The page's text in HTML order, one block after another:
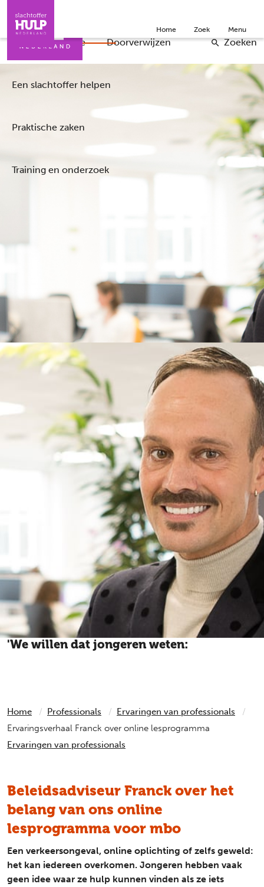
Iemand helpen Doneer English
Wat is de situatie Doorverwijzen
Een slachtoffer helpen
Praktische zaken
Training en onderzoek
Zoeken
Home Zoek Menu
'We willen dat jongeren weten:
Home Professionals
Ervaringen van professionals
Ervaringsverhaal Franck over online lesprogramma
Ervaringen van professionals
Beleidsadviseur Franck over het
belang van ons online
lesprogramma voor mbo
Een verkeersongeval, online oplichting of zelfs geweld:
het kan iedereen overkomen. Jongeren hebben vaak
geen idee waar ze hulp kunnen vinden als ze iets